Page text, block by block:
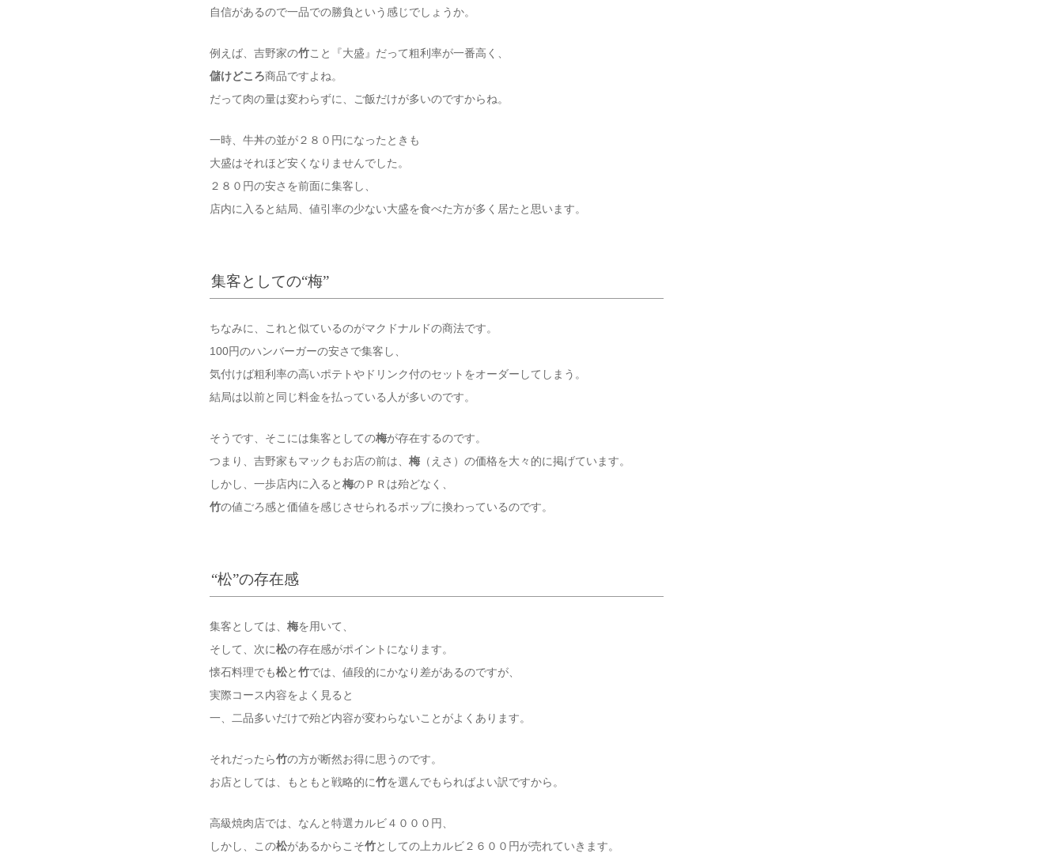
自信があるので一品での勝負という感じでしょうか。
例えば、吉野家の竹こと『大盛』だって粗利率が一番高く、
儲けどころ商品ですよね。
だって肉の量は変わらずに、ご飯だけが多いのですからね。
一時、牛丼の並が２８０円になったときも
大盛はそれほど安くなりませんでした。
２８０円の安さを前面に集客し、
店内に入ると結局、値引率の少ない大盛を食べた方が多く居たと思います。
集客としての“梅”
ちなみに、これと似ているのがマクドナルドの商法です。
100円のハンバーガーの安さで集客し、
気付けば粗利率の高いポテトやドリンク付のセットをオーダーしてしまう。
結局は以前と同じ料金を払っている人が多いのです。
そうです、そこには集客としての梅が存在するのです。
つまり、吉野家もマックもお店の前は、 梅（えさ）の価格を大々的に掲げています。
しかし、一歩店内に入ると梅のＰＲは殆どなく、
竹の値ごろ感と価値を感じさせられるポップに換わっているのです。
“松”の存在感
集客としては、 梅を用いて、
そして、次に松の存在感がポイントになります。
懐石料理でも松と竹では、値段的にかなり差があるのですが、
実際コース内容をよく見ると
一、二品多いだけで殆ど内容が変わらないことがよくあります。
それだったら竹の方が断然お得に思うのです。
お店としては、もともと戦略的に竹を選んでもらればよい訳ですから。
高級焼肉店では、なんと特選カルビ４０００円、
しかし、この松があるからこそ竹としての上カルビ２６００円が売れていきます。